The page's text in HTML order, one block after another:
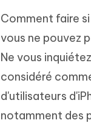
Comment faire
vous ne pouvez
Ne vous
considéré
d'utilisateurs
notamment des